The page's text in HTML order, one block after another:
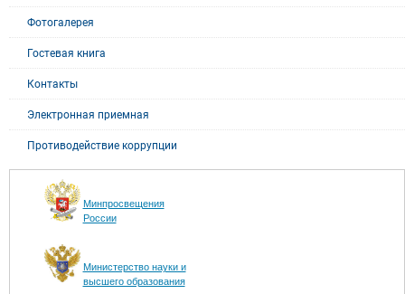
Фотогалерея
Гостевая книга
Контакты
Электронная приемная
Противодействие коррупции
Минпросвещения
России
Министерство науки и
высшего образования